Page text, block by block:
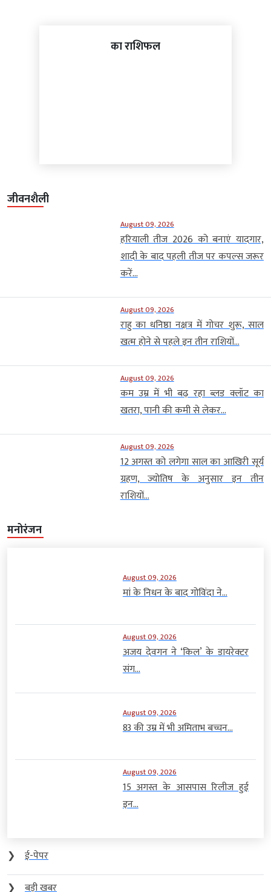
का राशिफल
जीवनशैली
August 09, 2026
हरियाली तीज 2026 को बनाएं यादगार,
शादी के बाद पहली तीज पर कपल्स जरूर
करें...
August 09, 2026
राहु का धनिष्ठा नक्षत्र में गोचर शुरू, साल
खत्म होने से पहले इन तीन राशियों...
August 09, 2026
कम उम्र में भी बढ़ रहा ब्लड क्लॉट का
खतरा, पानी की कमी से लेकर...
August 09, 2026
12 अगस्त को लगेगा साल का आखिरी सूर्य
ग्रहण, ज्योतिष के अनुसार इन तीन
राशियों...
मनोरंजन
August 09, 2026
मां के निधन के बाद गोविंदा ने...
August 09, 2026
अजय देवगन ने ‘किल’ के डायरेक्टर
संग...
August 09, 2026
83 की उम्र में भी अमिताभ बच्चन...
August 09, 2026
15 अगस्त के आसपास रिलीज हुई
इन...
❯
ई-पेपर
❯
बड़ी खबर